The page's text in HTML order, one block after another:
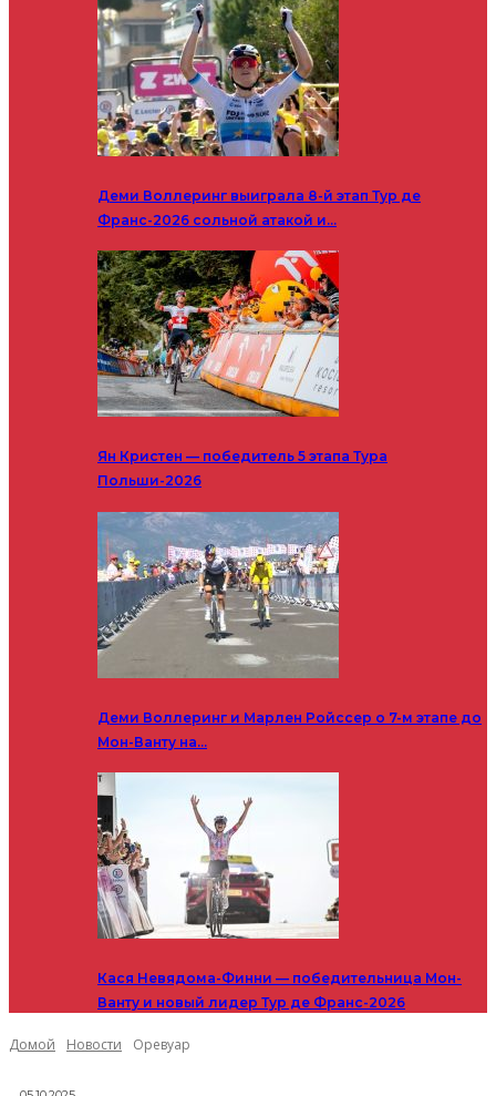
Деми Воллеринг выиграла 8-й этап Тур де
Франс-2026 сольной атакой и…
Ян Кристен — победитель 5 этапа Тура
Польши-2026
Деми Воллеринг и Марлен Ройссер о 7-м этапе до
Мон-Ванту на…
Кася Невядома-Финни — победительница Мон-
Ванту и новый лидер Тур де Франс-2026
Домой Новости Оревуар